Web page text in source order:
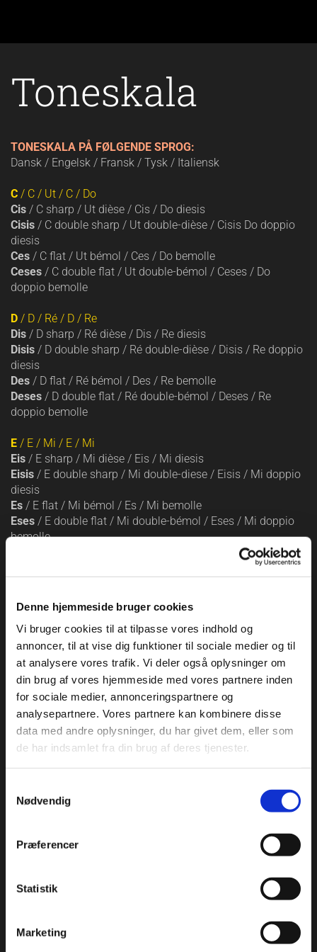
Denne hjemmeside bruger cookies
Vi bruger cookies til at tilpasse vores indhold og
annoncer, til at vise dig funktioner til sociale medier og til
at analysere vores trafik. Vi deler også oplysninger om
din brug af vores hjemmeside med vores partnere inden
for sociale medier, annonceringspartnere og
analysepartnere. Vores partnere kan kombinere disse
data med andre oplysninger, du har givet dem, eller som
de har indsamlet fra din brug af deres tjenester.
Nødvendig
Præferencer
Statistik
Marketing
Toneskala
TONESKALA PÅ FØLGENDE SPROG:
Dansk / Engelsk / Fransk / Tysk / Italiensk
C / C / Ut / C / Do
Cis / C sharp / Ut dièse / Cis / Do diesis
Cisis / C double sharp / Ut double-dièse / Cisis Do doppio
diesis
Ces / C flat / Ut bémol / Ces / Do bemolle
Ceses / C double flat / Ut double-bémol / Ceses / Do
doppio bemolle
D / D / Ré / D / Re
Dis / D sharp / Ré dièse / Dis / Re diesis
Disis / D double sharp / Ré double-dièse / Disis / Re doppio
diesis
Des / D flat / Ré bémol / Des / Re bemolle
Deses / D double flat / Ré double-bémol / Deses / Re
doppio bemolle
E / E / Mi / E / Mi
Eis / E sharp / Mi dièse / Eis / Mi diesis
Eisis / E double sharp / Mi double-diese / Eisis / Mi doppio
diesis
Es / E flat / Mi bémol / Es / Mi bemolle
Eses / E double flat / Mi double-bémol / Eses / Mi doppio
bemolle
diesis
Fes/ F flat / Fa bémol / Fes / Fa bemolle
Feses/ F double flat / Fa double-bémol / Feses / Fa doppio
bemolle
G/ G / Sol / G / Sol
/ G sharp / Sol dièse / Gis / Sol diesis
Gisis/ G double sharp / Sol double-dièse / Gisis / Sol
doppio diesis
Ges / G flat / Sol bémol / Ges / Sol bemolle
Geses/ G double flat / Sol double-bémol / Geses / Sol
Aisis/ double sharp / La double-dièse / Aisis / La doppio
Ases/ A double flat / La double-bémol / Ases / La doppio
/ B / Si / H / Si